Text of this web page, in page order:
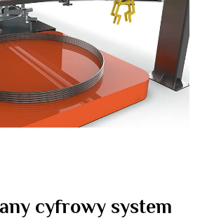
cyfrowy system